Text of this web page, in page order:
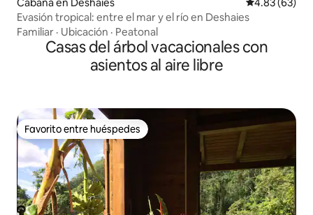
Evasión tropical: entre el mar y el río en Deshaies
Familiar · Ubicación · Peatonal
Casas del árbol vacacionales con
asientos al aire libre
Favorito entre huéspedes
Favorito entre huéspedes